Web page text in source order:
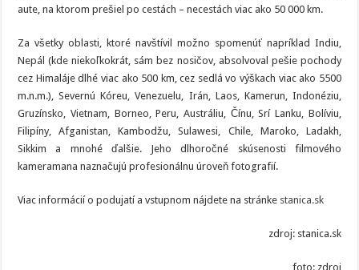
aute, na ktorom prešiel po cestách – necestách viac ako 50 000 km.
Za všetky oblasti, ktoré navštívil možno spomenúť napríklad Indiu,
Nepál (kde niekoľkokrát, sám bez nosičov, absolvoval pešie pochody
cez Himaláje dlhé viac ako 500 km, cez sedlá vo výškach viac ako 5500
m.n.m.), Severnú Kóreu, Venezuelu, Irán, Laos, Kamerun, Indonéziu,
Gruzínsko, Vietnam, Borneo, Peru, Austráliu, Čínu, Srí Lanku, Bolíviu,
Filipíny, Afganistan, Kambodžu, Sulawesi, Chile, Maroko, Ladakh,
Sikkim a mnohé ďalšie. Jeho dlhoročné skúsenosti filmového
kameramana naznačujú profesionálnu úroveň fotografií.
Viac informácií o podujatí a vstupnom nájdete na stránke stanica.sk
zdroj: stanica.sk
foto: zdroj